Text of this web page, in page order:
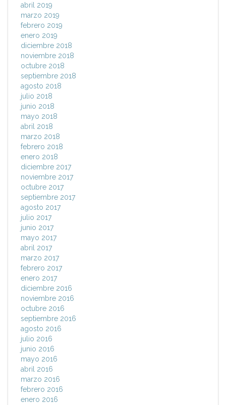
abril 2019
marzo 2019
febrero 2019
enero 2019
diciembre 2018
noviembre 2018
octubre 2018
septiembre 2018
agosto 2018
julio 2018
junio 2018
mayo 2018
abril 2018
marzo 2018
febrero 2018
enero 2018
diciembre 2017
noviembre 2017
octubre 2017
septiembre 2017
agosto 2017
julio 2017
junio 2017
mayo 2017
abril 2017
marzo 2017
febrero 2017
enero 2017
diciembre 2016
noviembre 2016
octubre 2016
septiembre 2016
agosto 2016
julio 2016
junio 2016
mayo 2016
abril 2016
marzo 2016
febrero 2016
enero 2016